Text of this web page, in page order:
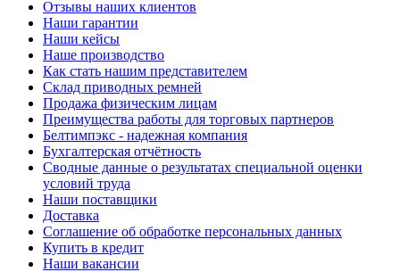
Отзывы наших клиентов
Наши гарантии
Наши кейсы
Наше производство
Как стать нашим представителем
Склад приводных ремней
Продажа физическим лицам
Преимущества работы для торговых партнеров
Белтимпэкс - надежная компания
Бухгалтерская отчётность
Сводные данные о результатах специальной оценки
условий труда
Наши поставщики
Доставка
Соглашение об обработке персональных данных
Купить в кредит
Наши вакансии